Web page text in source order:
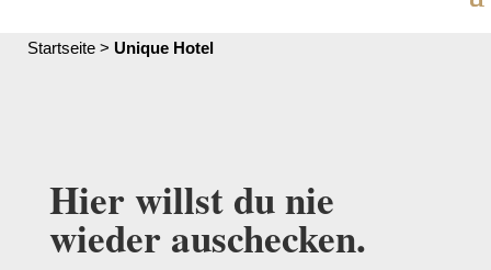
Startseite > Unique Hotel
Hier willst du nie
wieder auschecken.